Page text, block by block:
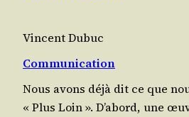
Vincent Dubuc
Communication
Nous avons déjà dit ce que
« Plus Loin ». D’a­bord, une